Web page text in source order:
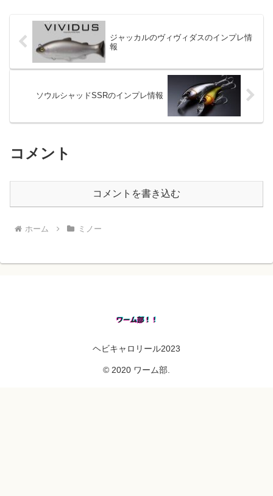
ジャッカルのヴィヴィダスのインプレ情
報
ソウルシャッドSSRのインプレ情報
コメント
コメントを書き込む
ホーム ミノー
ヘビキャロリール2023
© 2020 ワーム部.